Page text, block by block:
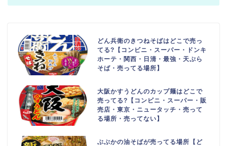
どん兵衛のきつねそばはどこで売っ
てる?【コンビニ・スーパー・ドンキ
ホーテ・関西・日清・最強・天ぷら
そば・売ってる場所】
大阪かすうどんのカップ麺はどこで
売ってる?【コンビニ・スーパー・販
売店・東京・ニュータッチ・売って
る場所・売ってない】
ぶぶかの油そばが売ってる場所【ど